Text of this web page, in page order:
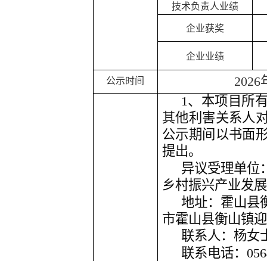
技术负责人业绩
企业获奖
企业业绩
公示时间 2026
1、本项目所
其他利害关系人
公示期间以书面
提出。
异议受理单位
乡村振兴产业发
地址：霍山县
市霍山县衡山镇
联系人：杨女
联系电话：